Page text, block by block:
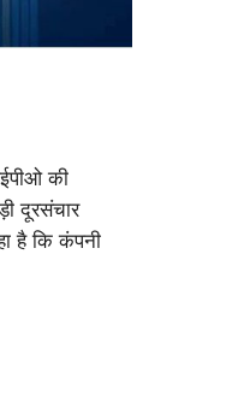
की
दूरसंचार
है कि कंपनी